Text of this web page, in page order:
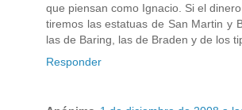
que piensan como Ignacio. Si el
tiremos las estatuas de San Martin y
las de Baring, las de Braden y de los
Responder